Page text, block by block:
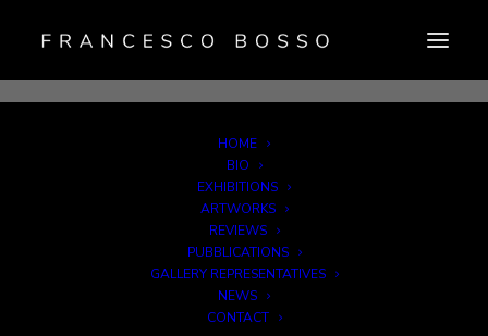
HOME
BIO
EXHIBITIONS
ARTWORKS
REVIEWS
PUBBLICATIONS
GALLERY REPRESENTATIVES
NEWS
CONTACT
Questa dichiarazione sulla privacy è stata aggiornata
l'ultima volta il Luglio 1, 2026 e si applica ai cittadini e ai
residenti permanenti legali dello Spazio Economico
Europeo e della Svizzera.
In questa dichiarazione sulla privacy, spieghiamo cosa
facciamo con i tuoi dati che otteniamo attraverso
https://www.francescobosso.com . Ti consigliamo di leggere
attentamente la dichiarazione. Durante l'elaborazione